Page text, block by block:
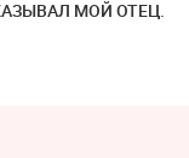
МОЙ ОТЕЦ.